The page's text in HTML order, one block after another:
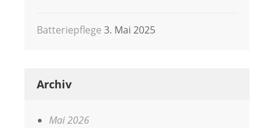
Batteriepflege 3. Mai 2025
Archiv
Mai 2026